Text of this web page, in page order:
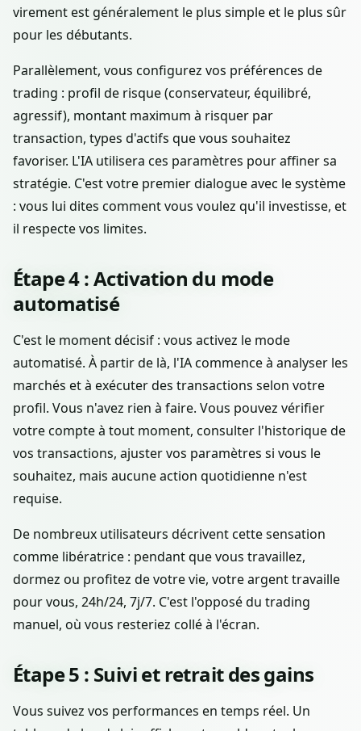
virement est généralement le plus simple et le plus sûr
pour les débutants.
Parallèlement, vous configurez vos préférences de
trading : profil de risque (conservateur, équilibré,
agressif), montant maximum à risquer par
transaction, types d'actifs que vous souhaitez
favoriser. L'IA utilisera ces paramètres pour affiner sa
stratégie. C'est votre premier dialogue avec le système
: vous lui dites comment vous voulez qu'il investisse, et
il respecte vos limites.
Étape 4 : Activation du mode
automatisé
C'est le moment décisif : vous activez le mode
automatisé. À partir de là, l'IA commence à analyser les
marchés et à exécuter des transactions selon votre
profil. Vous n'avez rien à faire. Vous pouvez vérifier
votre compte à tout moment, consulter l'historique de
vos transactions, ajuster vos paramètres si vous le
souhaitez, mais aucune action quotidienne n'est
requise.
De nombreux utilisateurs décrivent cette sensation
comme libératrice : pendant que vous travaillez,
dormez ou profitez de votre vie, votre argent travaille
pour vous, 24h/24, 7j/7. C'est l'opposé du trading
manuel, où vous resteriez collé à l'écran.
Étape 5 : Suivi et retrait des gains
Vous suivez vos performances en temps réel. Un